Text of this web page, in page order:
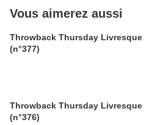
Vous aimerez aussi
Throwback Thursday Livresque
(n°377)
Throwback Thursday Livresque
(n°376)